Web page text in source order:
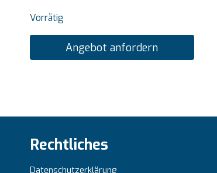
Vorrätig
Angebot anfordern
Rechtliches
Datenschutzerklärung